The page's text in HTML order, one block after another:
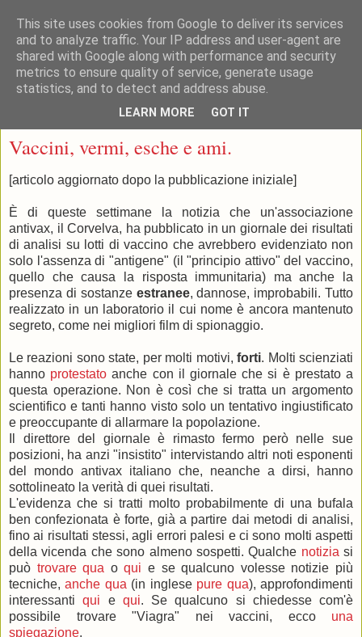
Vaccini, vermi, esche e ami.
[articolo aggiornato dopo la pubblicazione iniziale]
È di queste settimane la notizia che un'associazione
antivax, il Corvelva, ha pubblicato in un giornale dei risultati
di analisi su lotti di vaccino che avrebbero evidenziato non
solo l'assenza di "antigene" (il "principio attivo" del vaccino,
quello che causa la risposta immunitaria) ma anche la
presenza di sostanze estranee, dannose, improbabili. Tutto
realizzato in un laboratorio il cui nome è ancora mantenuto
segreto, come nei migliori film di spionaggio.
Le reazioni sono state, per molti motivi,forti. Molti scienziati
hanno protestato anche con il giornale che si è prestato a
questa operazione. Non è così che si tratta un argomento
scientifico e tanti hanno visto solo un tentativo ingiustificato
e preoccupante di allarmare la popolazione.
Il direttore del giornale è rimasto fermo però nelle sue
posizioni, ha anzi "insistito" intervistando altri noti esponenti
del mondo antivax italiano che, neanche a dirsi, hanno
sottolineato la verità di quei risultati.
L'evidenza che si tratti molto probabilmente di una bufala
ben confezionata è forte, già a partire dai metodi di analisi,
fino ai risultati stessi, agli errori palesi e ci sono molti aspetti
della vicenda che sono almeno sospetti. Qualche notizia si
può trovare qua oqui e se qualcuno volesse notizie più
tecniche,anche qua (in inglese pure qua), approfondimenti
interessantiqui e qui. Se qualcuno si chiedesse com'è
possibile trovare "Viagra" nei vaccini, ecco una
spiegazione.
This site uses cookies from Google to deliver its services
and to analyze traffic. Your IP address and user-agent are
shared with Google along with performance and security
metrics to ensure quality of service, generate usage
statistics, and to detect and address abuse.
LEARN MORE GOT IT